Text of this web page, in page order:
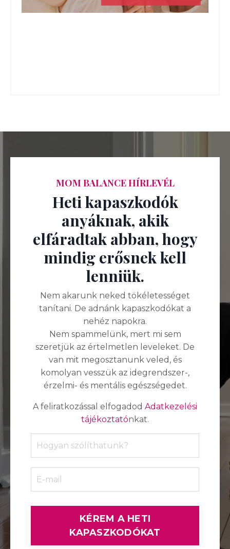
MOM BALANCE HÍRLEVÉL
Heti kapaszkodók
anyáknak, akik
elfáradtak abban, hogy
mindig erősnek kell
lenniük.
Nem akarunk neked tökéletességet
tanítani. De adnánk kapaszkodókat a
nehéz napokra.
Nem spammelünk, mert mi sem
szeretjük az értelmetlen leveleket. De
van mit megosztanunk veled, és
komolyan vesszük az idegrendszer-,
érzelmi- és mentális egészségedet.
A feliratkozással elfogadod Adatkezelési
tájékoztatónkat.
KÉREM A HETI
KAPASZKODÓKAT